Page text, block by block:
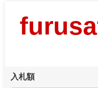
入札額